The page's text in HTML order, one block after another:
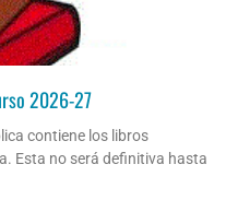
2026-27
contiene los libros
Esta no será definitiva hasta